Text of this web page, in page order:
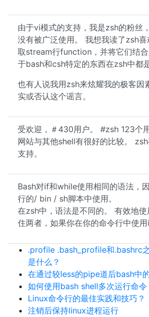
由于vi模式的支持，我是zsh的粉丝
没有被广泛使用。 我想我读了zsh
取stream行function，并将它们结
于bash和csh特定的东西在zsh中都
也有人说我用zsh来炫耀我的极客因
实或否认这个谣言。
受欢迎，＃430用户。 #zsh 123个
网站与其他shell有很好的比较。
支持。
Bash对if和while使用相同的语法，
行的/ bin / sh脚本中使用。
在zsh中，语法是不同的。 有效地
住两者，如果你在你的命令行中使
.profile .bash_profile和.bashrc
是什么？
在通过较less的pipe道后bash中
如何使用bash shell多次运行命令
Linux命令行的最佳实践和技巧？
注销后保持linux进程运行